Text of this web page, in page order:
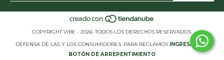
COPYRIGHT VIBE - 2026. TODOS LOS DERECHOS RESERVADOS.
DEFENSA DE LAS Y LOS CONSUMIDORES. PARA RECLAMOS
INGRESÁ ACÁ.
BOTÓN DE ARREPENTIMIENTO